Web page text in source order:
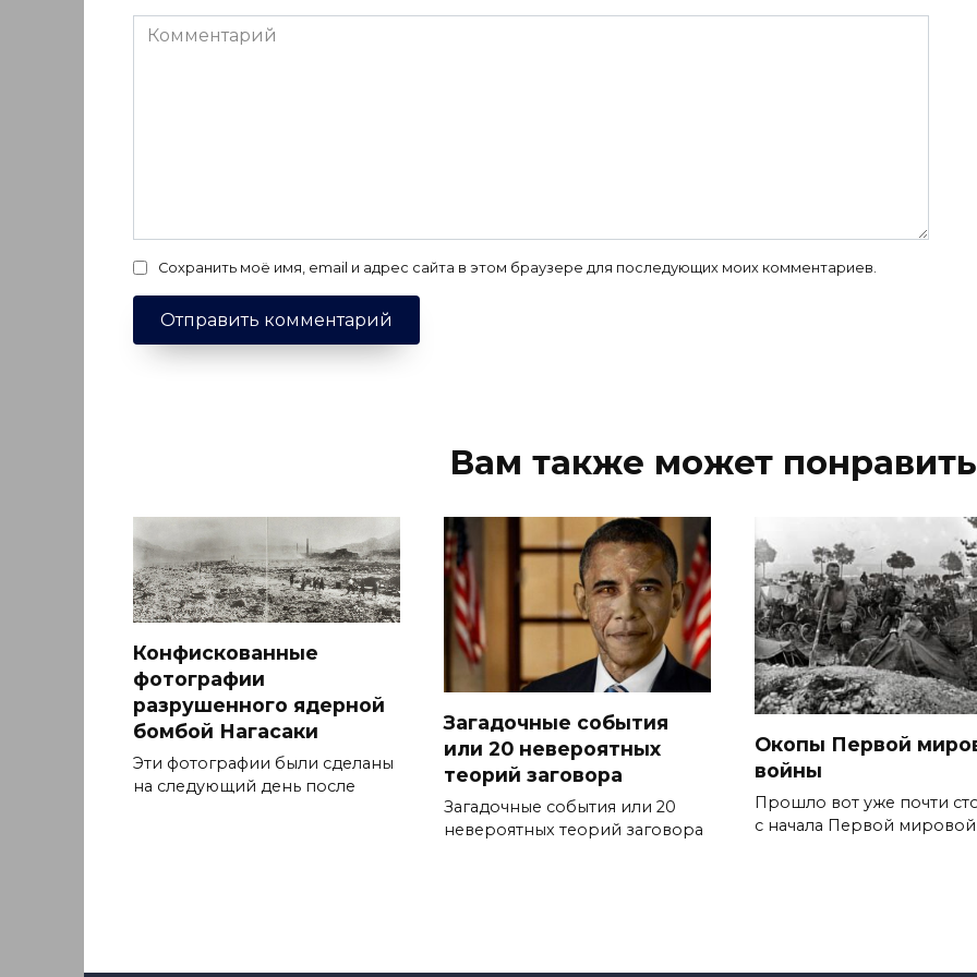
Комментарий
Сохранить моё имя, email и адрес сайта в этом браузере для последующих моих комментариев.
Вам также может
Конфискованные
фотографии
разрушенного ядерной
бомбой Нагасаки
Эти фотографии были сделаны
на следующий день после
Загадочные события
или 20 невероятных
теорий заговора
Загадочные события или 20
невероятных теорий заговора
Окопы Первой
войны
Прошло вот уже почти
с начала Первой мировой